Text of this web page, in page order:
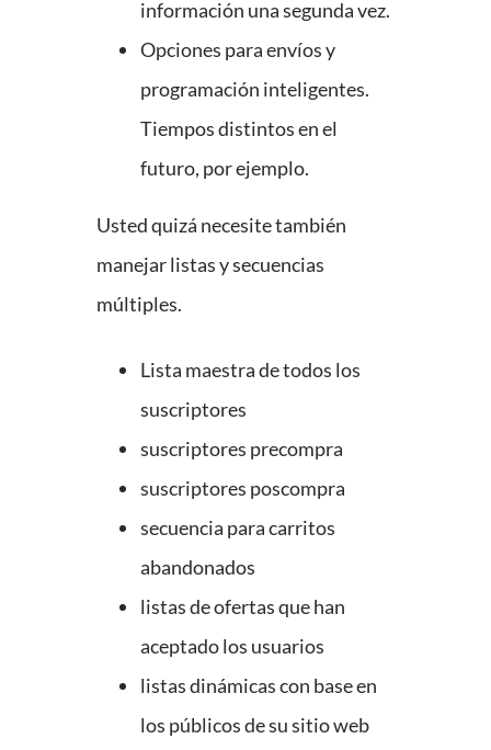
información una segunda vez.
Opciones para envíos y
programación inteligentes.
Tiempos distintos en el
futuro, por ejemplo.
Usted quizá necesite también
manejar listas y secuencias
múltiples.
Lista maestra de todos los
suscriptores
suscriptores precompra
suscriptores poscompra
secuencia para carritos
abandonados
listas de ofertas que han
aceptado los usuarios
listas dinámicas con base en
los públicos de su sitio web